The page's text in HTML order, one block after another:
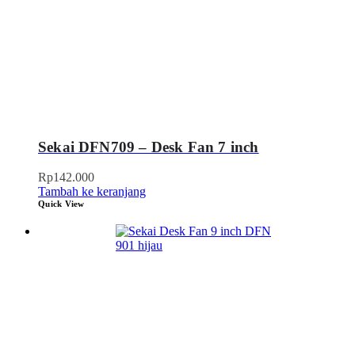
Sekai DFN709 – Desk Fan 7 inch
Rp142.000
Tambah ke keranjang
Quick View